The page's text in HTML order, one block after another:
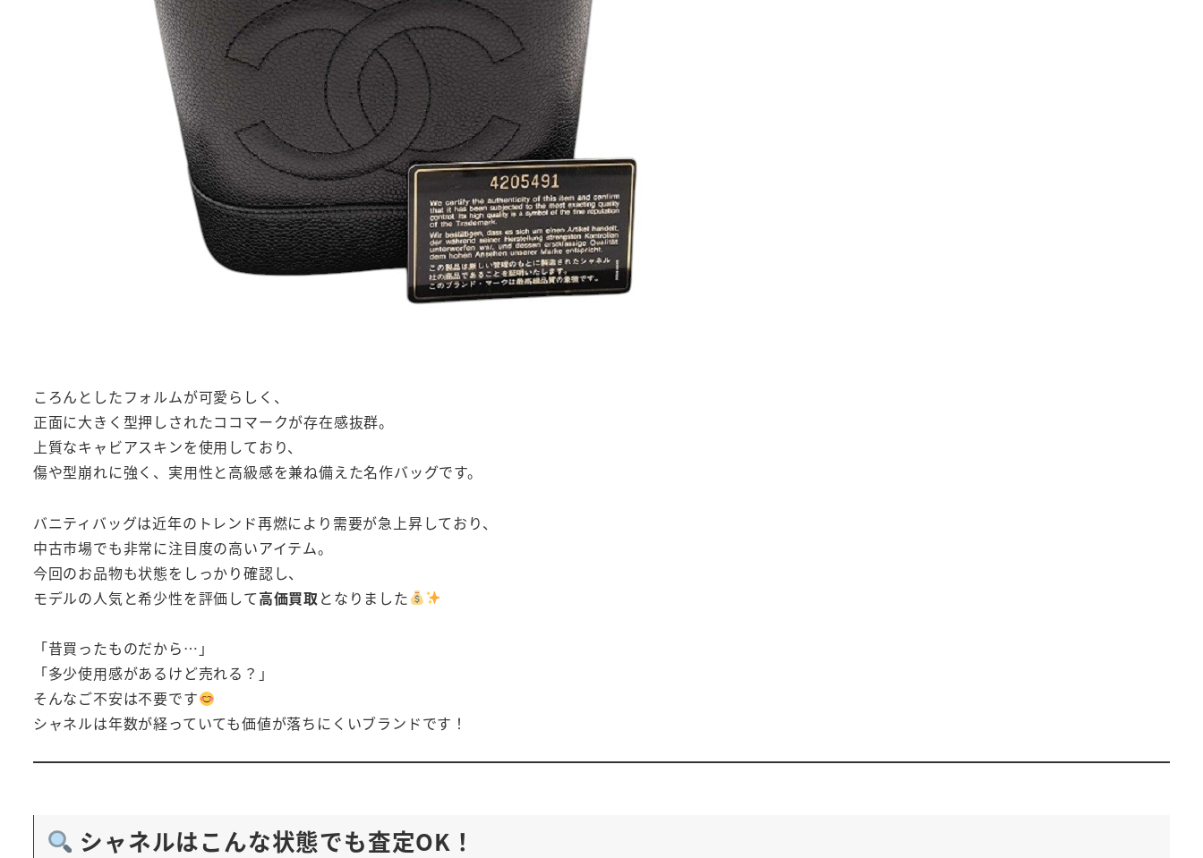
ころんとしたフォルムが可愛らしく、
正面に大きく型押しされたココマークが存在感抜群。
上質なキャビアスキンを使用しており、
傷や型崩れに強く、実用性と高級感を兼ね備えた名作バッグです。
バニティバッグは近年のトレンド再燃により需要が急上昇しており、
中古市場でも非常に注目度の高いアイテム。
今回のお品物も状態をしっかり確認し、
モデルの人気と希少性を評価して高価買取 となりました
「昔買ったものだから…」
「多少使用感があるけど売れる？」
そんなご不安は不要です
シャネルは年数が経っていても価値が落ちにくいブランドです！
シャネルはこんな状態でも査定OK！